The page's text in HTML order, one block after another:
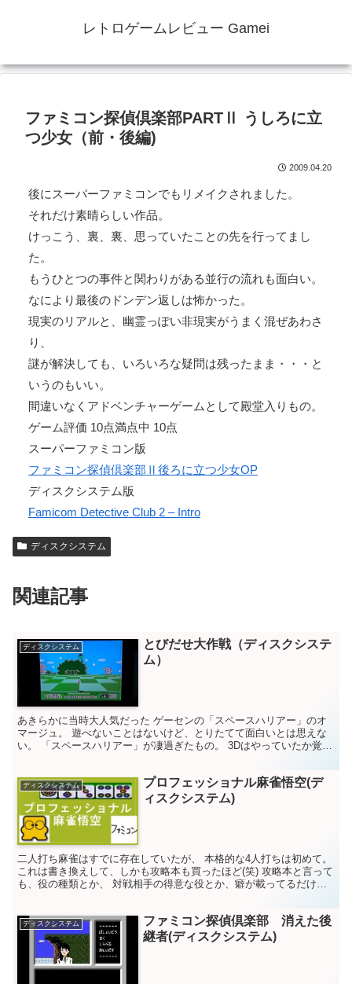
レトロゲームレビュー Gamei
ファミコン探偵倶楽部PARTⅡ うしろに立
つ少女（前・後編)
2009.04.20
後にスーパーファミコンでもリメイクされました。
それだけ素晴らしい作品。
けっこう、裏、裏、思っていたことの先を行ってまし
た。
もうひとつの事件と関わりがある並行の流れも面白い。
なにより最後のドンデン返しは怖かった。
現実のリアルと、幽霊っぽい非現実がうまく混ぜあわさ
り、
謎が解決しても、いろいろな疑問は残ったまま・・・と
いうのもいい。
間違いなくアドベンチャーゲームとして殿堂入りもの。
ゲーム評価 10点満点中 10点
スーパーファミコン版
ファミコン探偵倶楽部Ⅱ後ろに立つ少女OP
ディスクシステム版
Famicom Detective Club 2 – Intro
ディスクシステム
関連記事
ディスクシステム
とびだせ大作戦（ディスクシステ
ム）
あきらかに当時大人気だった ゲーセンの「スペースハリアー」のオ
マージュ。 遊べないことはないけど、とりたてて面白いとは思えな
い。 「スペースハリアー」が凄過ぎたもの。 3Dはやっていたか覚え
ディスクシステム
プロフェッショナル麻雀悟空(デ
ィスクシステム)
二人打ち麻雀はすでに存在していたが、 本格的な4人打ちは初めて。
これは書き換えして、しかも攻略本も買ったほど(笑) 攻略本と言って
も、役の種類とか、 対戦相手の得意な役とか、癖が載ってるだけだ
ディスクシステム
ファミコン探偵倶楽部 消えた後
継者(ディスクシステム)